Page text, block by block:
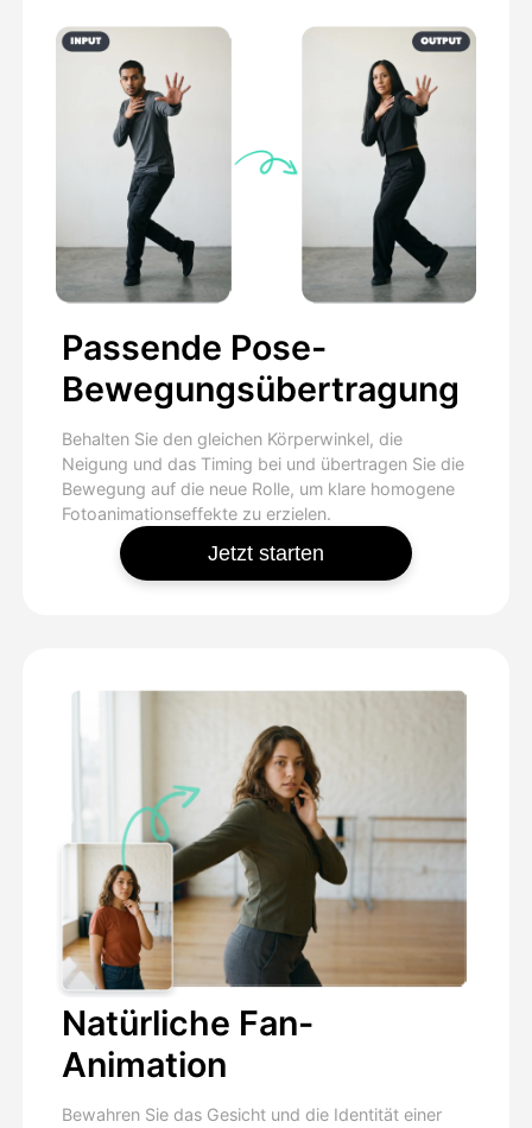
Passende Pose-
Bewegungsübertragung
Behalten Sie den gleichen Körperwinkel, die
Neigung und das Timing bei und übertragen Sie die
Bewegung auf die neue Rolle, um klare homogene
Fotoanimationseffekte zu erzielen.
Jetzt starten
Natürliche Fan-
Animation
Bewahren Sie das Gesicht und die Identität einer